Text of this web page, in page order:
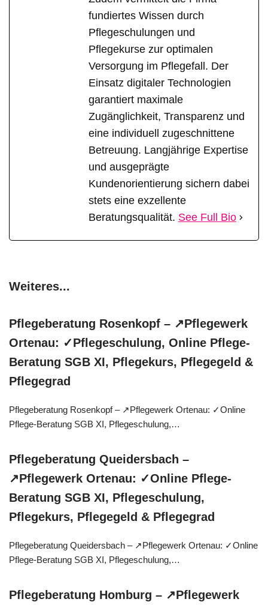
fundiertes Wissen durch
Pflegeschulungen und
Pflegekurse zur optimalen
Versorgung im Pflegefall. Der
Einsatz digitaler Technologien
garantiert maximale
Zugänglichkeit, Transparenz und
eine individuell zugeschnittene
Betreuung. Langjährige Expertise
und ausgeprägte
Kundenorientierung sichern dabei
stets eine exzellente
Beratungsqualität. See Full Bio
Weiteres...
Pflegeberatung Rosenkopf – ↗️Pflegewerk
Ortenau: ✓Pflegeschulung, Online Pflege-
Beratung SGB XI, Pflegekurs, Pflegegeld &
Pflegegrad
Pflegeberatung Rosenkopf – ↗️Pflegewerk Ortenau: ✓Online
Pflege-Beratung SGB XI, Pflegeschulung,…
Pflegeberatung Queidersbach –
↗️Pflegewerk Ortenau: ✓Online Pflege-
Beratung SGB XI, Pflegeschulung,
Pflegekurs, Pflegegeld & Pflegegrad
Pflegeberatung Queidersbach – ↗️Pflegewerk Ortenau: ✓Online
Pflege-Beratung SGB XI, Pflegeschulung,…
Pflegeberatung Homburg – ↗️Pflegewerk